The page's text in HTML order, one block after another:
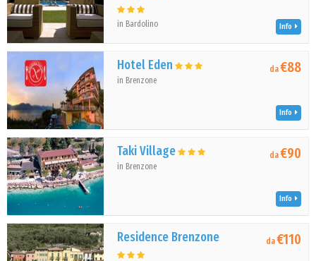
in Bardolino Info
Hotel Eden
in Brenzone
da€88
Info
Taki Village
in Brenzone
da€90
Info
Residence Brenzone da€110